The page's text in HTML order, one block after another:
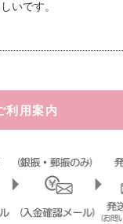
いです。
利用案内